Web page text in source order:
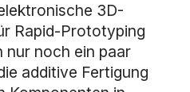
3D-
Rapid-Prototyping
nur noch ein paar
additive Fertigung